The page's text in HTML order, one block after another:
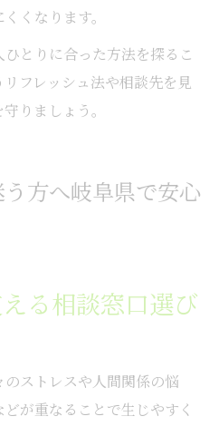
くなります。
とりに合った方法を探るこ
フレッシュ法や相談先を見
りましょう。
方へ岐阜県で安心
る相談窓口選び
ストレスや人間関係の悩
が重なることで生じやすく